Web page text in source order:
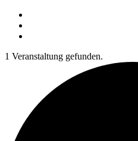
1 Veranstaltung gefunden.